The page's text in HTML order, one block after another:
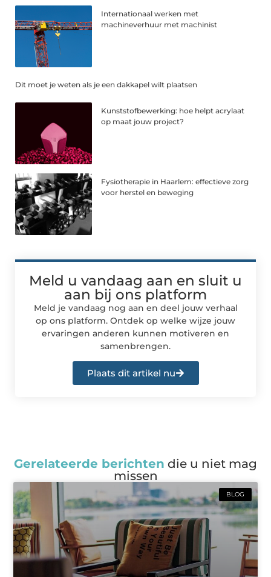
Internationaal werken met
machineverhuur met machinist
Dit moet je weten als je een dakkapel wilt plaatsen
Kunststofbewerking: hoe helpt acrylaat
op maat jouw project?
Fysiotherapie in Haarlem: effectieve zorg
voor herstel en beweging
Meld u vandaag aan en sluit u
aan bij ons platform
Meld je vandaag nog aan en deel jouw verhaal
op ons platform. Ontdek op welke wijze jouw
ervaringen anderen kunnen motiveren en
samenbrengen.
Plaats dit artikel nu
Gerelateerde berichten die u niet mag
missen
BLOG